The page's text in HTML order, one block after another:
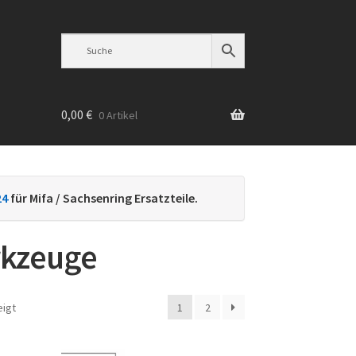
0,00 € 0 Artikel
für Mifa / Sachsenring Ersatzteile.
Nach
1 2